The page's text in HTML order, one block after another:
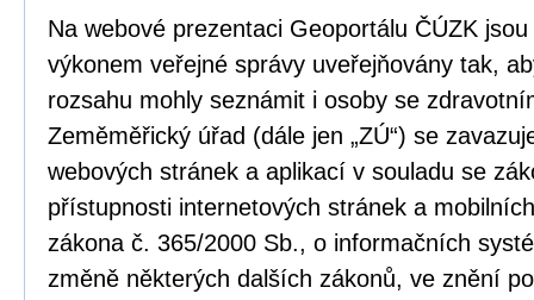
Na webové prezentaci Geoportálu ČÚZK
výkonem veřejné správy uveřejňovány tak,
rozsahu mohly seznámit i osoby se
Zeměměřický úřad (dále jen „ZÚ“) se
webových stránek a aplikací v souladu se
přístupnosti internetových stránek a
zákona č. 365/2000 Sb., o informačních
změně některých dalších zákonů, ve znění